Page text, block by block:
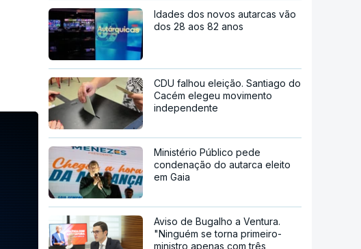
Idades dos novos autarcas vão
dos 28 aos 82 anos
CDU falhou eleição. Santiago do
Cacém elegeu movimento
independente
Ministério Público pede
condenação do autarca eleito
em Gaia
Aviso de Bugalho a Ventura.
"Ninguém se torna primeiro-
ministro apenas com três